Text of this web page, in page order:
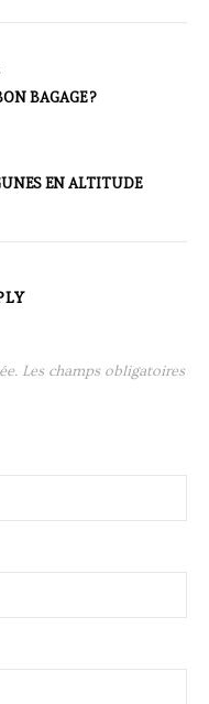
BAGAGE ?
EN ALTITUDE
Les champs obligatoires